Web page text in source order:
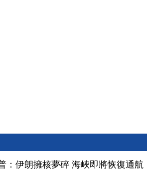
：伊朗擁核夢碎 海峽即將恢復通航